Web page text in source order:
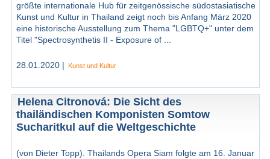
größte internationale Hub für zeitgenössische südostasiatische
Kunst und Kultur in Thailand zeigt noch bis Anfang März 2020
eine historische Ausstellung zum Thema "LGBTQ+" unter dem
Titel "Spectrosynthetis II - Exposure of ...
28.01.2020 | Kunst und Kultur
Helena Citronová: Die Sicht des
thailändischen Komponisten Somtow
Sucharitkul auf die Weltgeschichte
(von Dieter Topp). Thailands Opera Siam folgte am 16. Januar